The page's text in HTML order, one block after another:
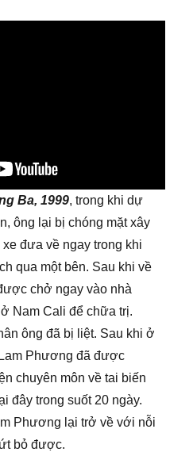
Ba, 1999, trong khi dự
ông lại bị chóng mặt xây
đưa về ngay trong khi
qua một bên. Sau khi về
chở ngay vào nhà
Nam Cali để chữa trị.
ông đã bị liệt. Sau khi ở
Phương đã được
chuyên môn về tai biến
đây trong suốt 20 ngày.
Phương lại trở về với nỗi
bỏ được.